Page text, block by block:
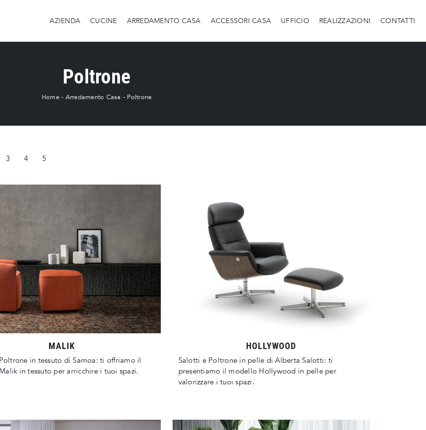
AZIENDA CUCINE ARREDAMENTO CASA ACCESSORI CASA UFFICIO REALIZZAZIONI CONTATTI
Poltrone
Home- Arredamento Casa - Poltrone
3 4 5
MALIK
in tessuto di Samoa: ti offriamo il
in tessuto per arricchire i tuoi spazi.
HOLLYWOOD
Salotti e Poltrone in pelle di Alberta Salotti: ti
presentiamo il modello Hollywood in pelle per
valorizzare i tuoi spazi.